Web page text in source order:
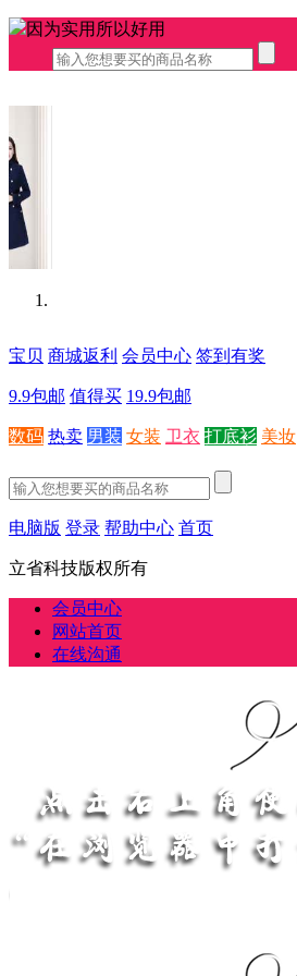
因为实用所以好用
宝贝 商城返利 会员中心 签到有奖
9.9包邮 值得买 19.9包邮
数码 热卖 男装 女装 卫衣 打底衫 美妆
电脑版 登录 帮助中心 首页
立省科技版权所有
会员中心
网站首页
在线沟通